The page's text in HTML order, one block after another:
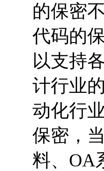
的保密
代码的
以支持
计行业
动化行
保密，
料、OA